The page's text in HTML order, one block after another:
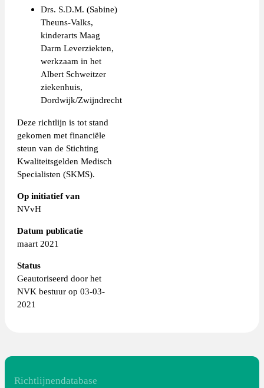
Drs. S.D.M. (Sabine)
Theuns-Valks,
kinderarts Maag
Darm Leverziekten,
werkzaam in het
Albert Schweitzer
ziekenhuis,
Dordwijk/Zwijndrecht
Deze richtlijn is tot stand
gekomen met financiële
steun van de Stichting
Kwaliteitsgelden Medisch
Specialisten (SKMS).
Op initiatief van
NVvH
Datum publicatie
maart 2021
Status
Geautoriseerd door het
NVK bestuur op 03-03-
2021
Richtlijnendatabase